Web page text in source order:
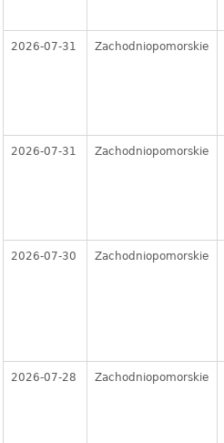
2026-07-31 Zachodniopomorskie
2026-07-31 Zachodniopomorskie
2026-07-30 Zachodniopomorskie
2026-07-28 Zachodniopomorskie